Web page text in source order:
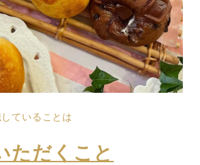
ていることは
ただくこと